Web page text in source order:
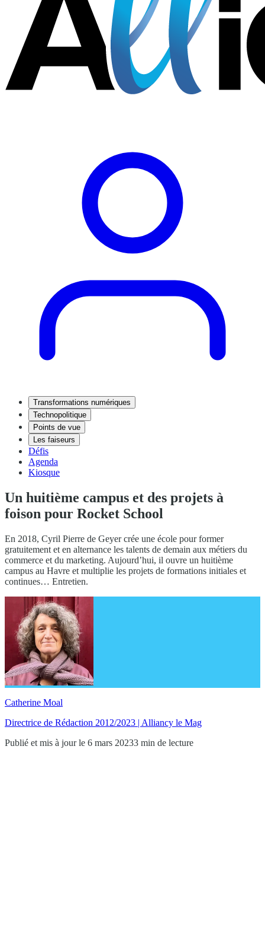
Transformations numériques
Technopolitique
Points de vue
Les faiseurs
Défis
Agenda
Kiosque
Un huitième campus et des projets à
foison pour Rocket School
En 2018, Cyril Pierre de Geyer crée une école pour former
gratuitement et en alternance les talents de demain aux métiers du
commerce et du marketing. Aujourd’hui, il ouvre un huitième
campus au Havre et multiplie les projets de formations initiales et
continues… Entretien.
Catherine Moal
Directrice de Rédaction 2012/2023 | Alliancy le Mag
Publié et mis à jour le 6 mars 20233 min de lecture